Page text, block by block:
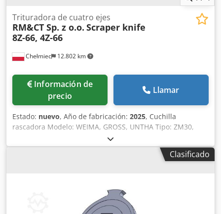
Chełmiec 12.802 km
Trituradora de cuatro ejes
RM&CT Sp. z o.o. Scraper knife
8Z-66, 4Z-66
Información de
precio
Llamar
Estado: nuevo, Año de fabricación: 2025, Cuchilla
rascadora Modelo: WEIMA, GROSS, UNTHA Tipo: ZM30,
GZ30, RS30 Año de fabricación: 2025 Nueva / lista para uso
inmediato 1. Cuchilla 8Z-66 2. Cuchilla 4Z-66 Chodpfoxn I R
Rsx Actoa Somos fabricantes de cuchillas de repuesto y
Clasificado